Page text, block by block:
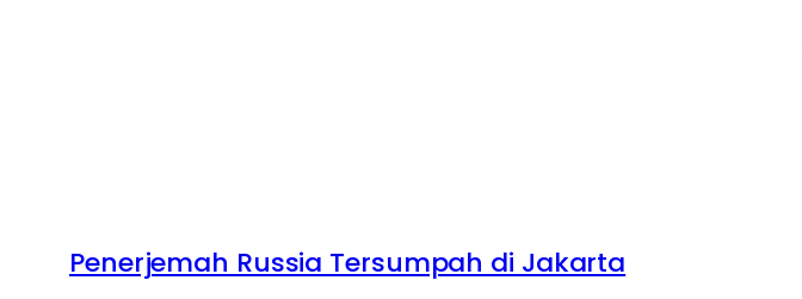
Penerjemah Russia Tersumpah di Jakarta